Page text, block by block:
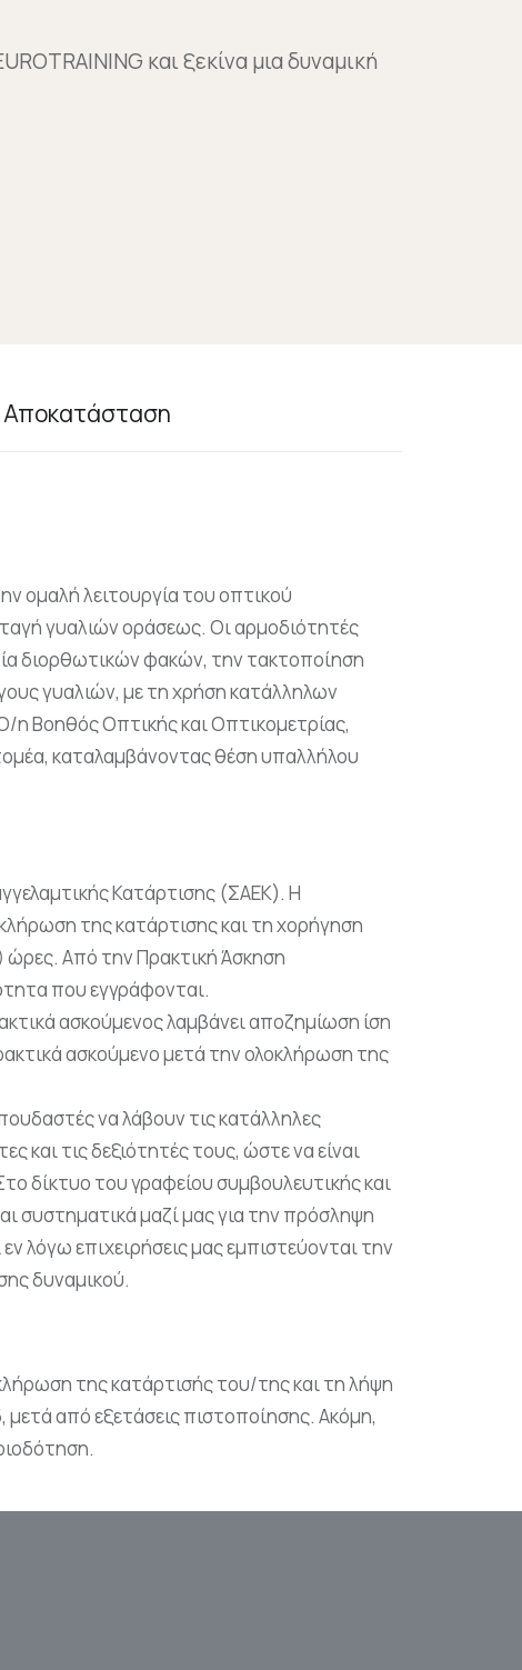
και ξεκίνα μια δυναμική
Αποκατάσταση
ομαλή λειτουργία του οπτικού
γυαλιών οράσεως. Οι αρμοδιότητές
διορθωτικών φακών, την τακτοποίηση
γυαλιών, με τη χρήση κατάλληλων
Βοηθός Οπτικής και Οπτικομετρίας,
καταλαμβάνοντας θέση υπαλλήλου
Κατάρτισης (ΣΑΕΚ). Η
της κατάρτισης και τη χορήγηση
ώρες. Από την Πρακτική Άσκηση
που εγγράφονται.
ασκούμενος λαμβάνει αποζημίωση ίση
ασκούμενο μετά την ολοκλήρωση της
να λάβουν τις κατάλληλες
και τις δεξιότητές τους, ώστε να είναι
δίκτυο του γραφείου συμβουλευτικής και
συστηματικά μαζί μας για την πρόσληψη
λόγω επιχειρήσεις μας εμπιστεύονται την
δυναμικού.
της κατάρτισής του/της και τη λήψη
από εξετάσεις πιστοποίησης. Ακόμη,